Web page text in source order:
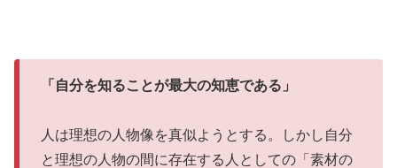
「自分を知ることが最大の知恵である」
人は理想の人物像を真似ようとする。しかし自分
と理想の人物の間に存在する人としての「素材の